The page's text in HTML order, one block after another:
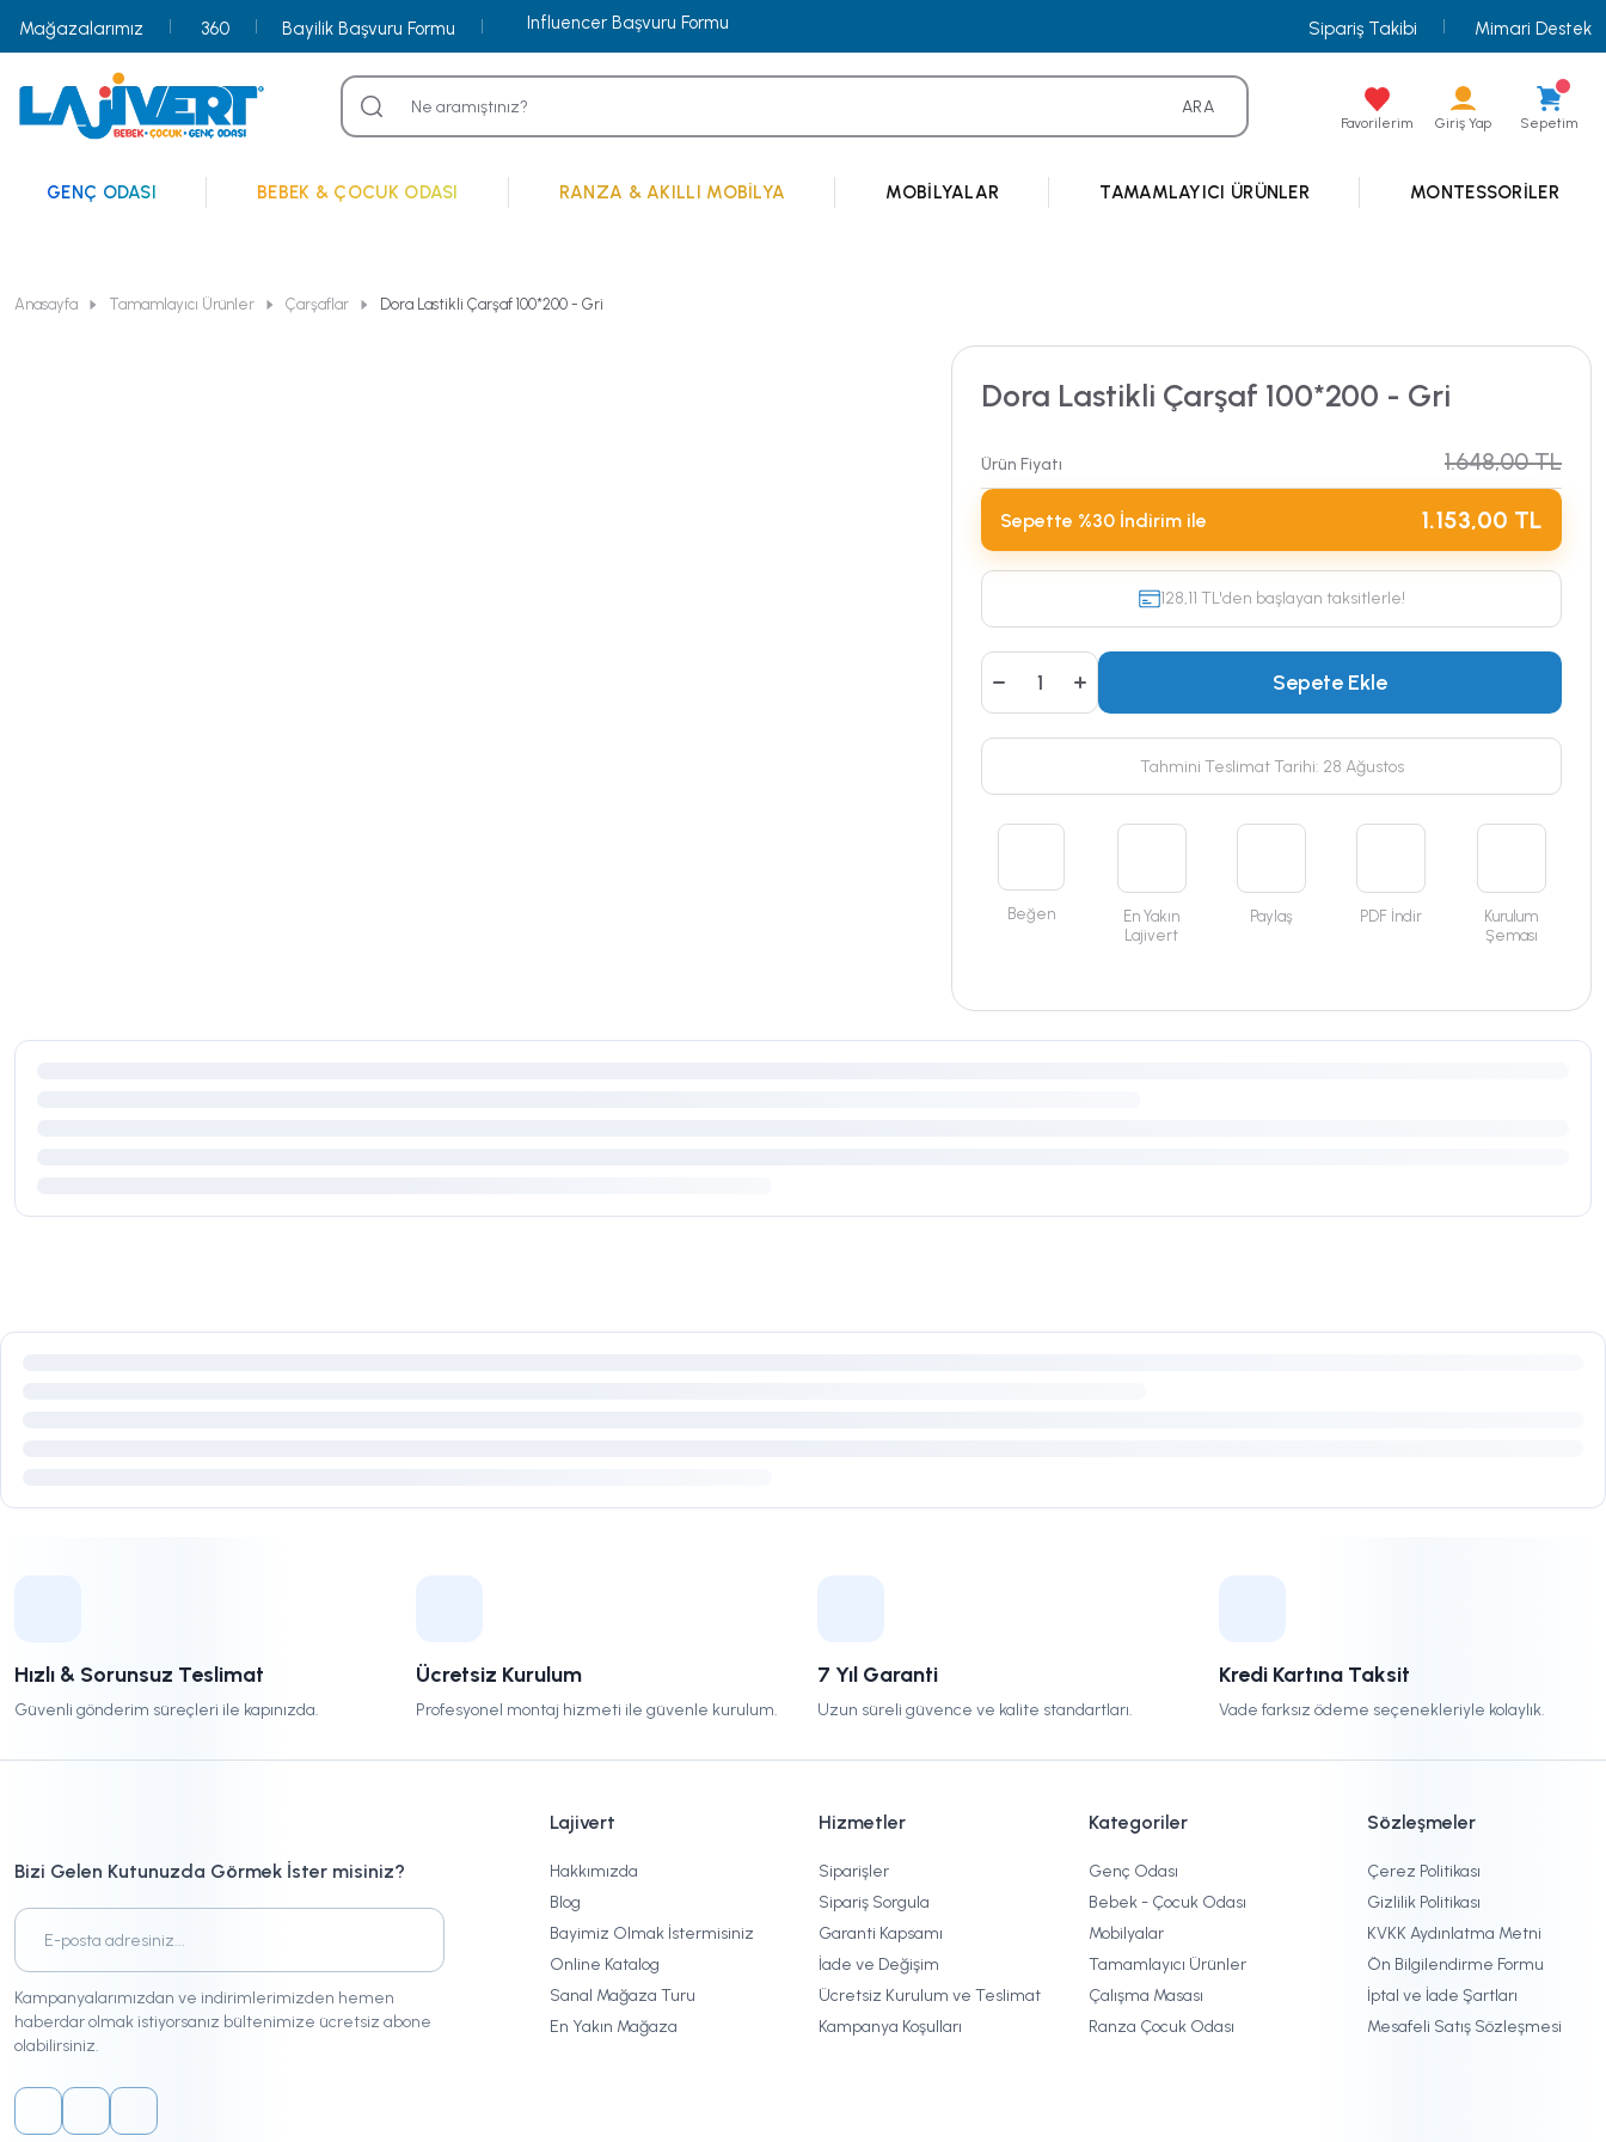
Mağazalarımız 360 Bayilik Başvuru Formu Influencer Başvuru Formu Sipariş Takibi Mimari Destek
ARA
Favorilerim Giriş Yap Sepetim
GENÇ ODASI BEBEK & ÇOCUK ODASI RANZA & AKILLI MOBILYA MOBILYALAR TAMAMLAYICI ÜRÜNLER MONTESSORILER
Anasayfa Tamamlayıcı Ürünler Çarşaflar Dora Lastikli Çarşaf 100*200 - Gri
Dora Lastikli Çarşaf 100*200 - Gri
Ürün Fiyatı 1.648,00 TL
Sepette %30 İndirim ile 1.153,00 TL
128,11 TL'den başlayan taksitlerle!
Sepete Ekle
Tahmini Teslimat Tarihi: 28 Ağustos
En Yakın
Lajivert
Paylaş PDF İndir
Kurulum
Şeması
Hızlı & Sorunsuz Teslimat
Güvenli gönderim süreçleri ile kapınızda.
Ücretsiz Kurulum
Profesyonel montaj hizmeti ile güvenle kurulum.
7 Yıl Garanti
Uzun süreli güvence ve kalite standartları.
Kredi Kartına Taksit
Vade farksız ödeme seçenekleriyle kolaylık.
Lajivert
Hakkımızda
Blog
Bayimiz Olmak İstermisiniz
Online Katalog
Sanal Mağaza Turu
En Yakın Mağaza
Hizmetler
Siparişler
Sipariş Sorgula
Garanti Kapsamı
İade ve Değişim
Ücretsiz Kurulum ve Teslimat
Kampanya Koşulları
Kategoriler
Genç Odası
Bebek - Çocuk Odası
Mobilyalar
Tamamlayıcı Ürünler
Çalışma Masası
Ranza Çocuk Odası
Sözleşmeler
Çerez Politikası
Gizlilik Politikası
KVKK Aydınlatma Metni
Ön Bilgilendirme Formu
İptal ve İade Şartları
Mesafeli Satış Sözleşmesi
Bizi Gelen Kutunuzda Görmek İster misiniz?
Kampanyalarımızdan ve indirimlerimizden hemen
haberdar olmak istiyorsanız bültenimize ücretsiz abone
olabilirsiniz.